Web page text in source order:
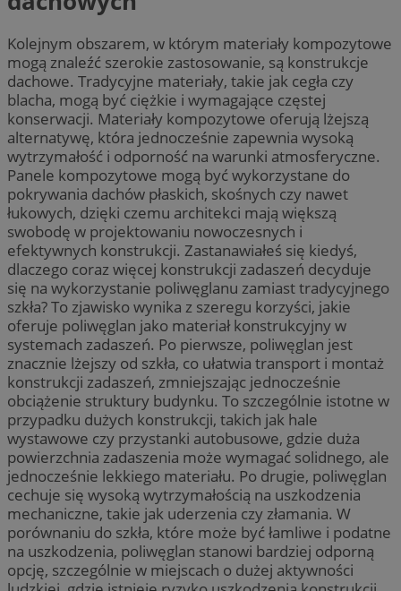
Kolejnym obszarem, w którym materiały kompozytowe
mogą znaleźć szerokie zastosowanie, są konstrukcje
dachowe. Tradycyjne materiały, takie jak cegła czy
blacha, mogą być ciężkie i wymagające częstej
konserwacji. Materiały kompozytowe oferują lżejszą
alternatywę, która jednocześnie zapewnia wysoką
wytrzymałość i odporność na warunki atmosferyczne.
Panele kompozytowe mogą być wykorzystane do
pokrywania dachów płaskich, skośnych czy nawet
łukowych, dzięki czemu architekci mają większą
swobodę w projektowaniu nowoczesnych i
efektywnych konstrukcji. Zastanawiałeś się kiedyś,
dlaczego coraz więcej konstrukcji zadaszeń decyduje
się na wykorzystanie poliwęglanu zamiast tradycyjnego
szkła? To zjawisko wynika z szeregu korzyści, jakie
oferuje poliwęglan jako materiał konstrukcyjny w
systemach zadaszeń. Po pierwsze, poliwęglan jest
znacznie lżejszy od szkła, co ułatwia transport i montaż
konstrukcji zadaszeń, zmniejszając jednocześnie
obciążenie struktury budynku. To szczególnie istotne w
przypadku dużych konstrukcji, takich jak hale
wystawowe czy przystanki autobusowe, gdzie duża
powierzchnia zadaszenia może wymagać solidnego, ale
jednocześnie lekkiego materiału. Po drugie, poliwęglan
cechuje się wysoką wytrzymałością na uszkodzenia
mechaniczne, takie jak uderzenia czy złamania. W
porównaniu do szkła, które może być łamliwe i podatne
na uszkodzenia, poliwęglan stanowi bardziej odporną
opcję, szczególnie w miejscach o dużej aktywności